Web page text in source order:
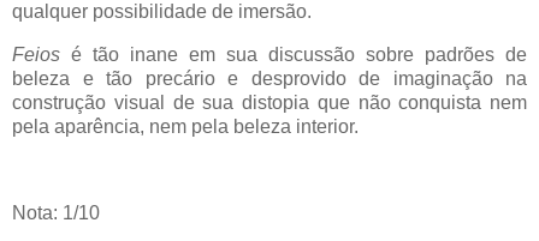
qualquer possibilidade de imersão.
Feios é tão inane em sua discussão sobre padrões de
beleza e tão precário e desprovido de imaginação na
construção visual de sua distopia que não conquista nem
pela aparência, nem pela beleza interior.
Nota: 1/10